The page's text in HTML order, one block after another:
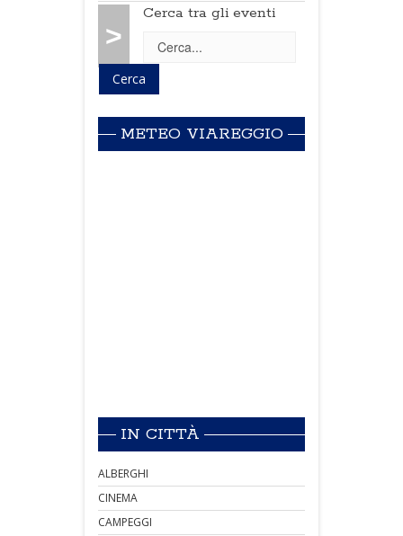
>
Cerca tra gli eventi
METEO VIAREGGIO
IN CITTÀ
ALBERGHI
CINEMA
CAMPEGGI